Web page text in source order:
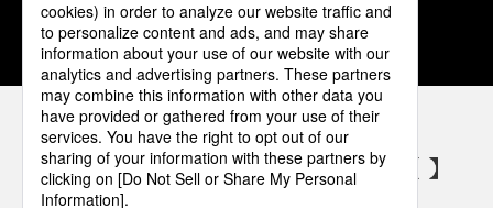
1 2 3 4 5
パナソニックの電気設備 SNSアカウント